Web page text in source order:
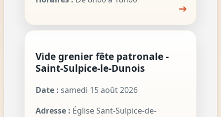
➔
Vide grenier fête patronale -
Saint-Sulpice-le-Dunois
Date : samedi 15 août 2026
Adresse : Église Sant-Sulpice-de-